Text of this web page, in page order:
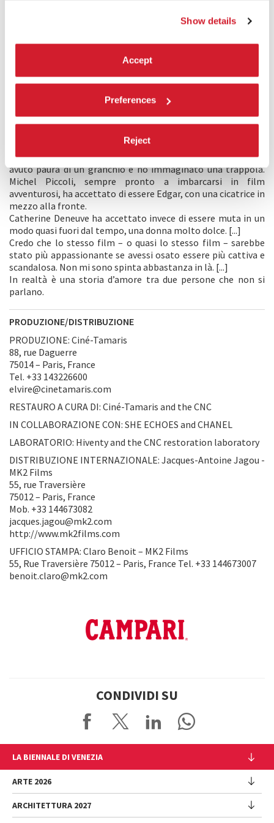
Show details
Accept
Preferences
Reject
è un film nato durante un inverno passato in
questa stagione, le maree e il rumore del mare davanti alla
ambientata in un’isola e riguardava una coppia: lei muta, lui
L’uomo cerca ispirazione osservando gli abitanti dell’isola e,
come fanno molti scrittori, immagina per loro delle
Ho cercato di spaventare me stessa, con una partita di
scacchi in cui le pedine sarebbero state persone reali. Ho
avuto paura di un granchio e ho immaginato una trappola.
Michel Piccoli, sempre pronto a imbarcarsi in film
avventurosi, ha accettato di essere Edgar, con una cicatrice in
mezzo alla fronte.
Catherine Deneuve ha accettato invece di essere muta in un
modo quasi fuori dal tempo, una donna molto dolce. [...]
Credo che lo stesso film – o quasi lo stesso film – sarebbe
stato più appassionante se avessi osato essere più cattiva e
scandalosa. Non mi sono spinta abbastanza in là. [...]
In realtà è una storia d’amore tra due persone che non si
parlano.
PRODUZIONE/DISTRIBUZIONE
PRODUZIONE: Ciné-Tamaris
88, rue Daguerre
75014 – Paris, France
Tel. +33 143226600
elvire@cinetamaris.com
RESTAURO A CURA DI: Ciné-Tamaris and the CNC
IN COLLABORAZIONE CON: SHE ECHOES and CHANEL
LABORATORIO: Hiventy and the CNC restoration laboratory
DISTRIBUZIONE INTERNAZIONALE: Jacques-Antoine Jagou -
MK2 Films
55, rue Traversière
75012 – Paris, France
Mob. +33 144673082
jacques.jagou@mk2.com
http://www.mk2films.com
UFFICIO STAMPA: Claro Benoit – MK2 Films
55, Rue Traversière 75012 – Paris, France Tel. +33 144673007
benoit.claro@mk2.com
CONDIVIDI SU
LA BIENNALE DI VENEZIA
L'Istituzione
Cariche istituzionali
Storia
ARTE 2026
Esposizione
ARCHITETTURA 2027